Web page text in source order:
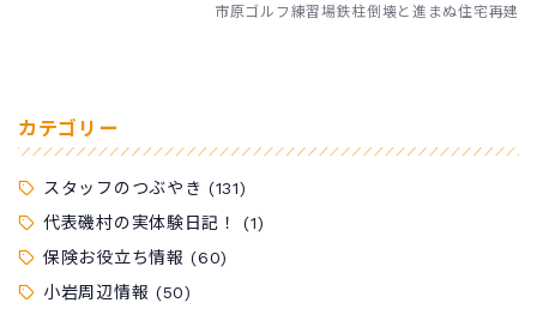
市原ゴルフ練習場鉄柱倒壊と進まぬ住宅再建
カテゴリー
スタッフのつぶやき (131)
代表磯村の実体験日記！
(1)
保険お役立ち情報 (60)
小岩周辺情報 (50)